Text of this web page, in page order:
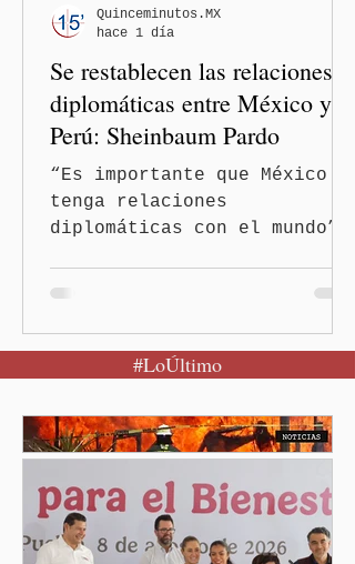
señalados como
discriminatorios hacia
hombres y personas adultas
mayores.
Se restablecen las relaciones
diplomáticas entre México y
Perú: Sheinbaum Pardo
“Es importante que México
tenga relaciones
diplomáticas con el mundo”,
Sheinbaum Pardo anunció el
restablecimiento de las
entre los gobiernos de
México y Perú. “Es
la orientación política de
los gobiernos —porque hay
orientaciones políticas de
Quinceminutos.MX
hace 1 día
#LoÚltimo